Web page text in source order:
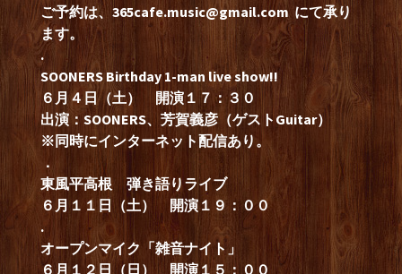
ご予約は、 365cafe.music@gmail.comにて承り
ます。
.
SOONERS Birthday 1-man live show!!
６月４日（土） 開演１７：３０
出演：SOONERS、芳賀義彦（ゲストGuitar）
※同時にインターネット配信あり。
．
東風平高根 弾き語りライブ
６月１１日（土） 開演１９：００
.
オープンマイク「雑音ナイト」
６月１２日（日） 開演１５：００